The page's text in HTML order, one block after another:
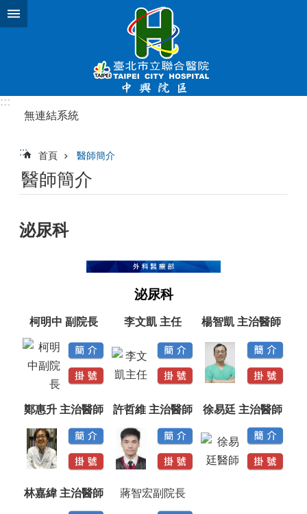
跳到主要內容區塊
:::
無連結系統
::: 首頁 醫師簡介
醫師簡介
泌尿科
泌尿科
柯明中 副院長 李文凱 主任 楊智凱 主治醫師
鄭惠升 主治醫師 許哲維 主治醫師 徐易廷 主治醫師
林嘉緯 主治醫師 蔣智宏副院長